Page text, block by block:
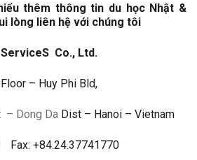
thêm thông tin du học Nhật &
lòng liên hệ với chúng tôi
S Co., Ltd.
– Huy Phi Bld,
– Dong Da Dist – Hanoi – Vietnam
Fax: +84.24.37741770